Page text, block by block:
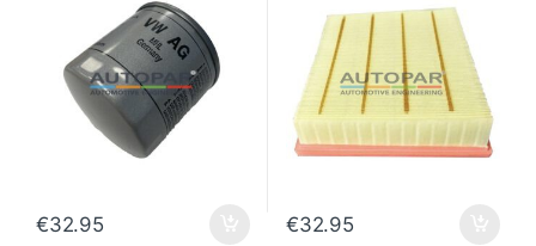
€32.95 €32.95